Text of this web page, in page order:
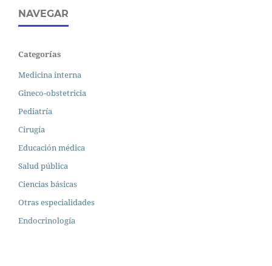
NAVEGAR
Categorías
Medicina interna
Gineco-obstetricia
Pediatría
Cirugía
Educación médica
Salud pública
Ciencias básicas
Otras especialidades
Endocrinología